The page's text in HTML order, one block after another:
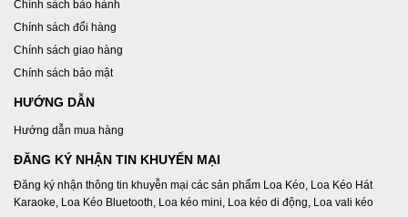
Chính sách bảo hành
Chính sách đổi hàng
Chính sách giao hàng
Chính sách bảo mật
HƯỚNG DẪN
Hướng dẫn mua hàng
ĐĂNG KÝ NHẬN TIN KHUYẾN MẠI
Đăng ký nhận thông tin khuyễn mại các sản phẩm Loa Kéo, Loa Kéo Hát
Karaoke, Loa Kéo Bluetooth, Loa kéo mini, Loa kéo di động, Loa vali kéo